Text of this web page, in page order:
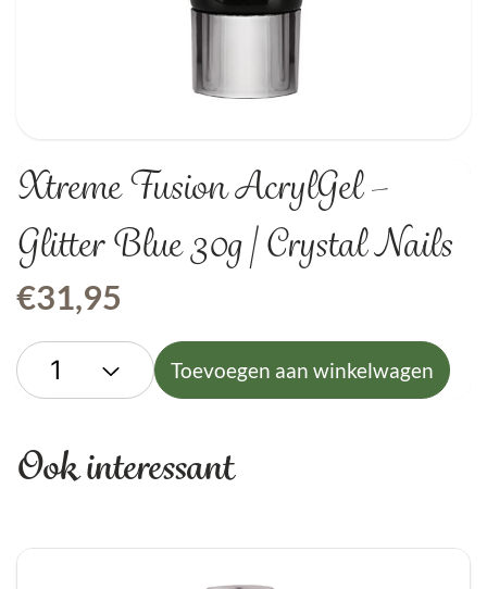
Xtreme Fusion AcrylGel –
Glitter Blue 30g | Crystal Nails
€31,95
Toevoegen aan winkelwagen
Ook interessant